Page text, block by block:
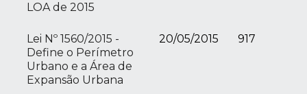
LOA de 2015
Lei Nº 1560/2015 -
Define o Perímetro
Urbano e a Área de
Expansão Urbana
20/05/2015 917